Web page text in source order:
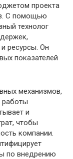
проекта
С помощью
технолог
ресурсы. Он
показателей
механизмов,
и
чтобы
компании.
по внедрению